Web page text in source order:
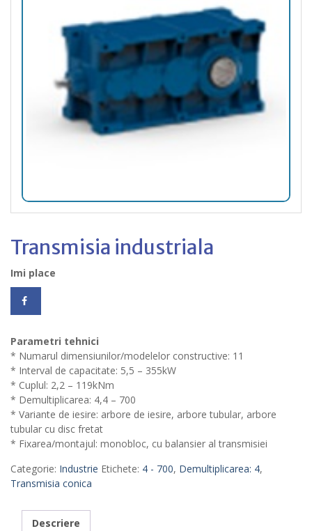
Transmisia industriala
Imi place
Parametri tehnici
* Numarul dimensiunilor/modelelor constructive: 11
* Interval de capacitate: 5,5 – 355kW
* Cuplul: 2,2 – 119kNm
* Demultiplicarea: 4,4 – 700
* Variante de iesire: arbore de iesire, arbore tubular, arbore
tubular cu disc fretat
* Fixarea/montajul: monobloc, cu balansier al transmisiei
Categorie: Industrie Etichete: 4 - 700, Demultiplicarea: 4,
Transmisia conica
Descriere